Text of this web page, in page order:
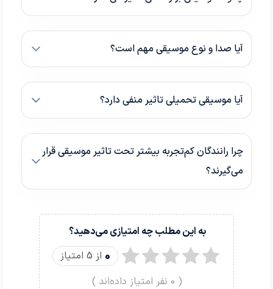
آیا صدا و نوع موسیقی مهم است؟
آیا موسیقی تحمیلی تاثیر منفی دارد؟
چرا رانندگان کم‌تجربه بیشتر تحت تاثیر موسیقی قرار
می‌گیرند؟
به این مطلب چه امتیازی می‌دهید؟
0 از 5 امتیاز
(
0 نفر امتیاز داده‌اند )